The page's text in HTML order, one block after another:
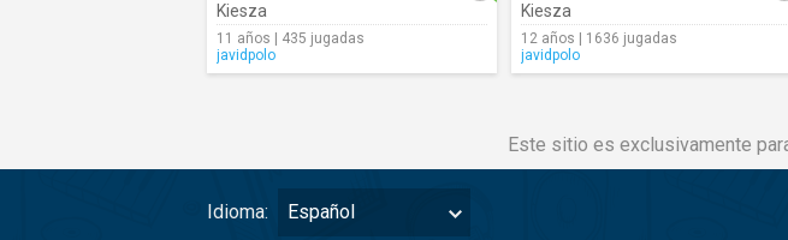
Kiesza
11 años | 435 jugadas
javidpolo
Kiesza
12 años | 1636 jugadas
javidpolo
Este sitio es exclusivamente
Idioma: Español